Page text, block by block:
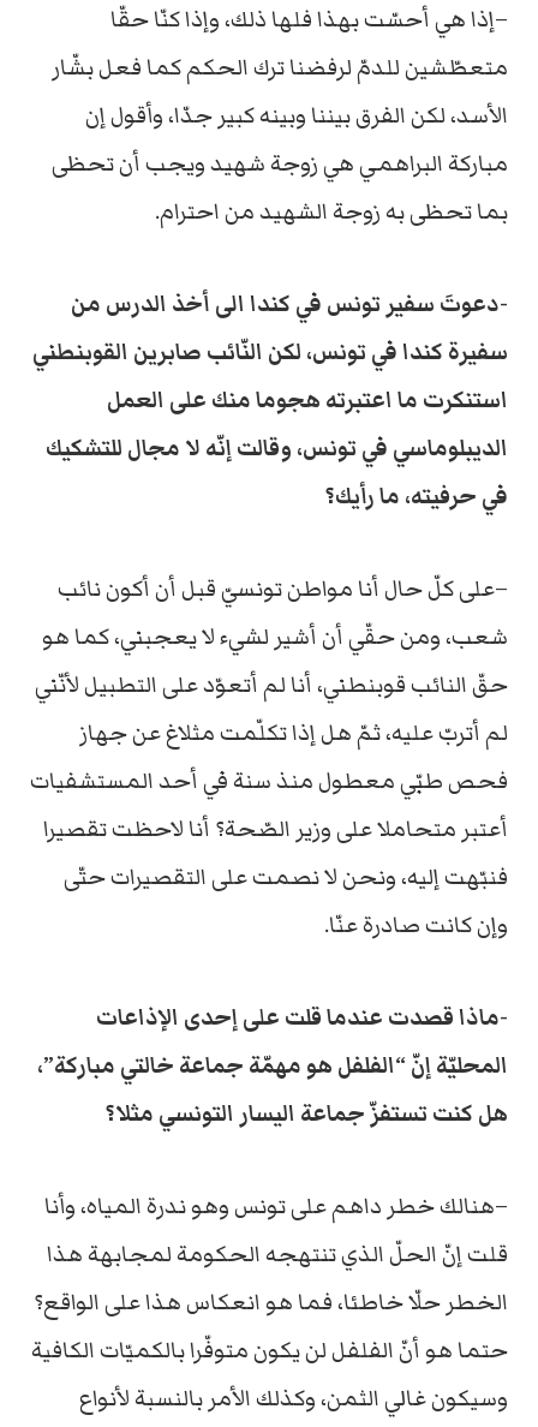
–إذا هي أحسّت بهذا فلها ذلك، وإذا كنّا حقّا
متعطّشين للدمّ لرفضنا ترك الحكم كما فعل بشّار
الأسد، لكن الفرق بيننا وبينه كبير جدّا، وأقول إن
مباركة البراهمي هي زوجة شهيد ويجب أن تحظى
بما تحظى به زوجة الشهيد من احترام.
-دعوتَ سفير تونس في كندا الى أخذ الدرس من
سفيرة كندا في تونس، لكن النّائب صابرين القوبنطني
استنكرت ما اعتبرته هجوما منك على العمل
الديبلوماسي في تونس، وقالت إنّه لا مجال للتشكيك
في حرفيته، ما رأيك؟
–على كلّ حال أنا مواطن تونسيّ قبل أن أكون نائب
شعب، ومن حقّي أن أشير لشيء لا يعجبني، كما هو
حقّ النائب قوبنطني، أنا لم أتعوّد على التطبيل لأنّني
لم أتربّ عليه، ثمّ هل إذا تكلّمت مثلاغ عن جهاز
فحص طبّي معطول منذ سنة في أحد المستشفيات
أعتبر متحاملا على وزير الصّحة؟ أنا لاحظت تقصيرا
فنبّهت إليه، ونحن لا نصمت على التقصيرات حتّى
وإن كانت صادرة عنّا.
-ماذا قصدت عندما قلت على إحدى الإذاعات
المحليّة إنّ “الفلفل هو مهمّة جماعة خالتي مباركة”،
هل كنت تستفزّ جماعة اليسار التونسي مثلا؟
–هنالك خطر داهم على تونس وهو ندرة المياه، وأنا
قلت إنّ الحلّ الذي تنتهجه الحكومة لمجابهة هذا
الخطر حلّا خاطئا، فما هو انعكاس هذا على الواقع؟
حتما هو أنّ الفلفل لن يكون متوفّرا بالكميّات الكافية
وسيكون غالي الثمن، وكذلك الأمر بالنسبة لأنواع